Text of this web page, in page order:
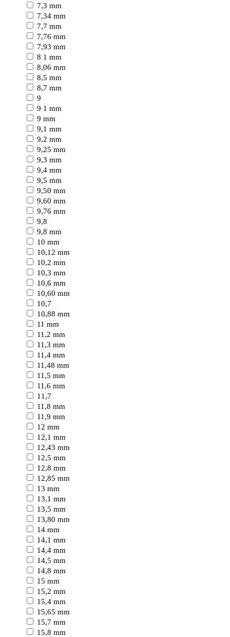
7,3 mm
7,34 mm
7,7 mm
7,76 mm
7,93 mm
8 1 mm
8,06 mm
8,5 mm
8,7 mm
9
9 1 mm
9 mm
9,1 mm
9,2 mm
9,25 mm
9,3 mm
9,4 mm
9,5 mm
9,50 mm
9,60 mm
9,76 mm
9,8
9,8 mm
10 mm
10,12 mm
10,2 mm
10,3 mm
10,6 mm
10,60 mm
10,7
10,88 mm
11 mm
11,2 mm
11,3 mm
11,4 mm
11,48 mm
11,5 mm
11,6 mm
11,7
11,8 mm
11,9 mm
12 mm
12,1 mm
12,43 mm
12,5 mm
12,8 mm
12,85 mm
13 mm
13,1 mm
13,5 mm
13,80 mm
14 mm
14,1 mm
14,4 mm
14,5 mm
14,8 mm
15 mm
15,2 mm
15,4 mm
15,65 mm
15,7 mm
15,8 mm